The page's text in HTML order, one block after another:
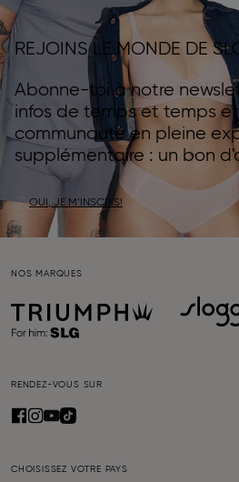
REJOINS LE MONDE DE
Abonne-toi à notre
infos de temps et temps
communauté en pleine
supplémentaire : un bon
OUI, JE M’INSCRIS!
NOS MARQUES
RENDEZ-VOUS SUR
CHOISISSEZ VOTRE PAYS